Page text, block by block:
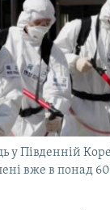
КРИМУ
у Південній
вже в понад 60